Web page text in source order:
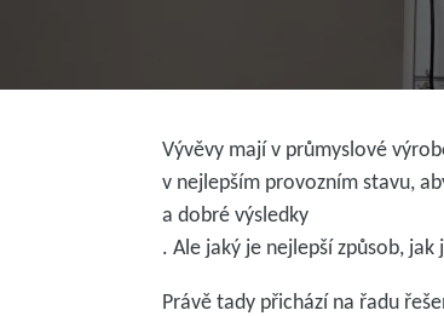
Vývěvy mají v průmyslové
v nejlepším provozním stavu,
a dobré výsledky
. Ale jaký je nejlepší způsob, jak
Právě tady přichází na řadu